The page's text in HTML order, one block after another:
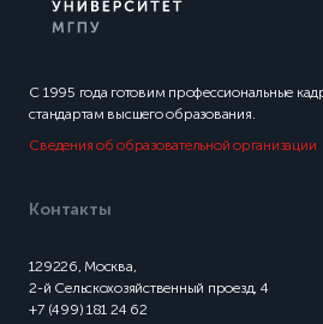
С 1995 года готовим профессиональные
стандартам высшего образования.
Сведения об образовательной организации
Контакты
129226, Москва,
2-й Сельскохозяйственный проезд, 4
+7 (499) 181 24 62